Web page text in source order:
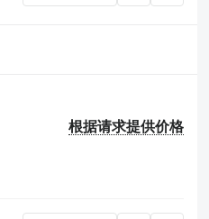
根据请求提供价格